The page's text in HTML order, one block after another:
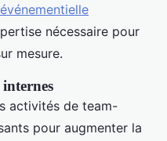
nécessaire pour
mesure.
internes
activités de team-
pour augmenter la